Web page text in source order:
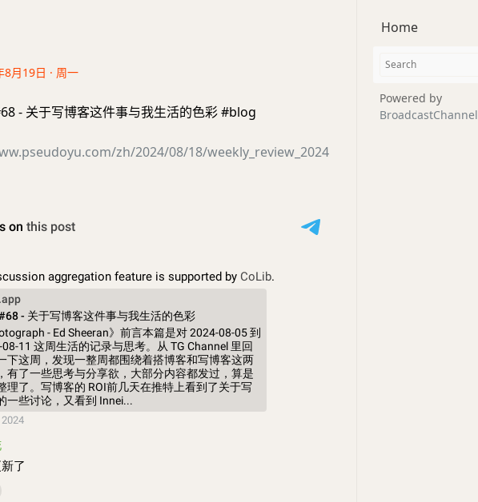
8月19日 · 周一
- 关于写博客这件事与我生活的色彩 #blog
zh/2024/08/18/weekly_review_2024
Home
Powered by
BroadcastChannel